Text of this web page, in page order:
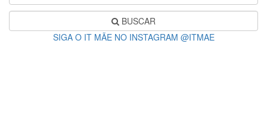
BUSCAR
SIGA O IT MÃE NO INSTAGRAM @ITMAE